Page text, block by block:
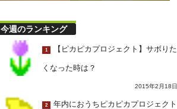
今週のランキング
1 【ピカピカプロジェクト】サボりた
くなった時は？
2015年2月18日
2 年内におうちピカピカプロジェクト